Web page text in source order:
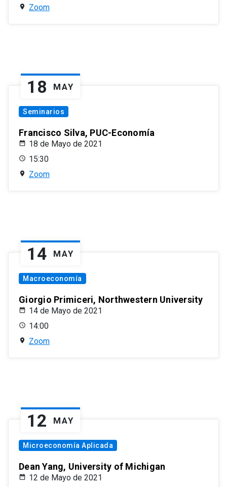
Zoom
18 MAY
Seminarios
Francisco Silva, PUC-Economía
18 de Mayo de 2021
15:30
Zoom
14 MAY
Macroeconomía
Giorgio Primiceri, Northwestern University
14 de Mayo de 2021
14:00
Zoom
12 MAY
Microeconomía Aplicada
Dean Yang, University of Michigan
12 de Mayo de 2021